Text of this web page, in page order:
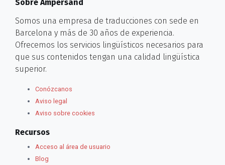
Sobre Ampersand
Somos una empresa de traducciones con sede en
Barcelona y más de 30 años de experiencia.
Ofrecemos los servicios lingüísticos necesarios para
que sus contenidos tengan una calidad lingüística
superior.
Conózcanos
Aviso legal
Aviso sobre cookies
Recursos
Acceso al área de usuario
Blog